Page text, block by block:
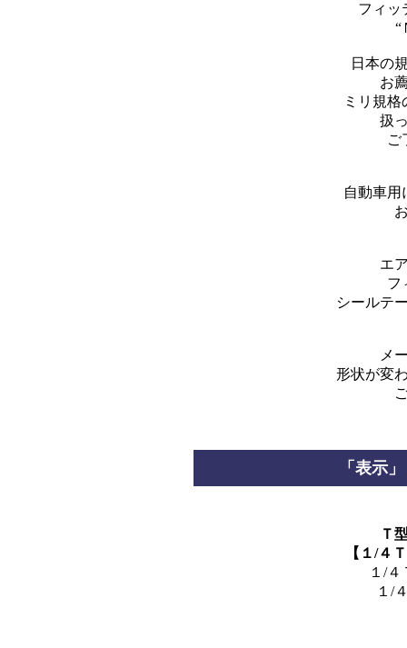
フィッ
“
日本の
お
ミリ規
扱
ご
自動車用
エ
フ
シールテ
メ
形状が変
「表示
Ｔ
【１/４
１/
１/